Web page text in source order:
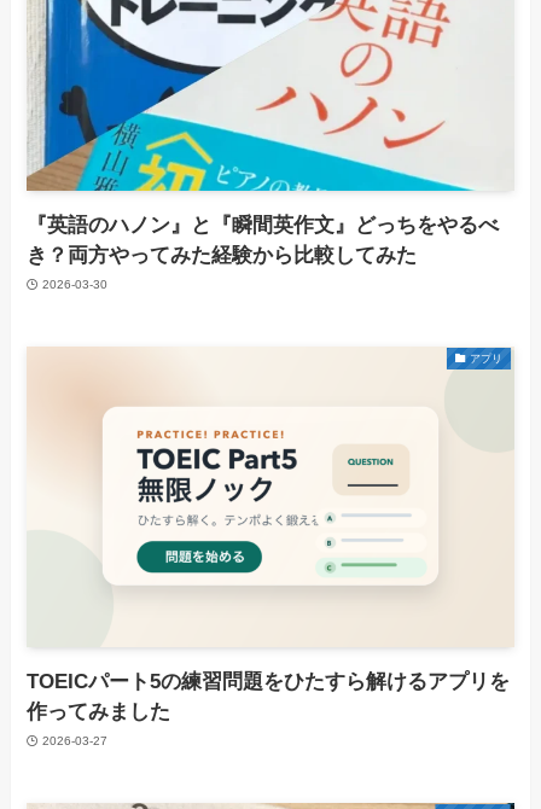
『英語のハノン』と『瞬間英作文』どっちをやるべ
き？両方やってみた経験から比較してみた
2026-03-30
アプリ
TOEICパート5の練習問題をひたすら解けるアプリを
作ってみました
2026-03-27